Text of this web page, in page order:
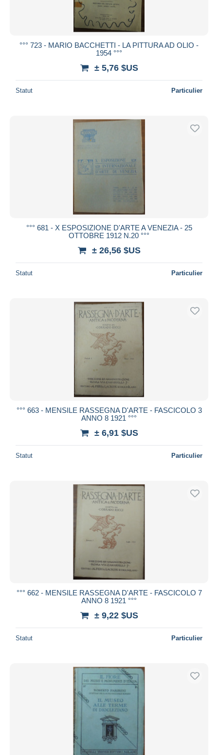
°°° 723 - MARIO BACCHETTI - LA PITTURA AD OLIO -
1954 °°°
± 5,76 $US
Statut Particulier
°°° 681 - X ESPOSIZIONE D'ARTE A VENEZIA - 25
OTTOBRE 1912 N.20 °°°
± 26,56 $US
Statut Particulier
°°° 663 - MENSILE RASSEGNA D'ARTE - FASCICOLO 3
ANNO 8 1921 °°°
± 6,91 $US
Statut Particulier
°°° 662 - MENSILE RASSEGNA D'ARTE - FASCICOLO 7
ANNO 8 1921 °°°
± 9,22 $US
Statut Particulier